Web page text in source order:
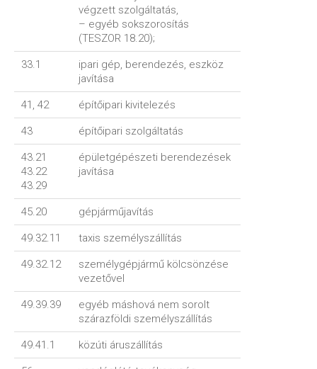
végzett szolgáltatás,
– egyéb sokszorosítás
(TESZOR 18.20);
33.1
ipari gép, berendezés, eszköz
javítása
41, 42 építőipari kivitelezés
43 építőipari szolgáltatás
43.21
43.22
43.29
épületgépészeti berendezések
javítása
45.20 gépjárműjavítás
49.32.11 taxis személyszállítás
49.32.12
személygépjármű kölcsönzése
vezetővel
49.39.39
egyéb máshová nem sorolt
szárazföldi személyszállítás
49.41.1 közúti áruszállítás